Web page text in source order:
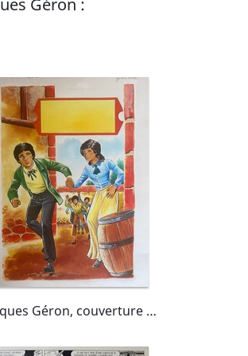
Duchâteau; il en dessine neuf
du milieu des années 1980, il se
1989, il entame une adaptation
écrite par Duchâteau pour
il dessine cinq albums avant son
Géron :
Jacques Géron, couverture originale, "Les 2 Nigauds".